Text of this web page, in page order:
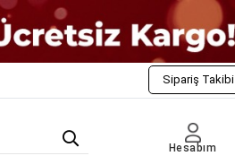
Sipariş Takibi
Hesabım